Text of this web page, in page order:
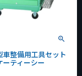
車整備用工具セット
ーティーシー